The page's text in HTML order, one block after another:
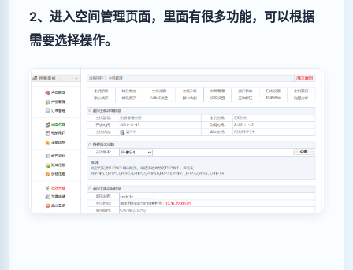
2、进入空间管理页面，里面有很多功能，可以根据
需要选择操作。